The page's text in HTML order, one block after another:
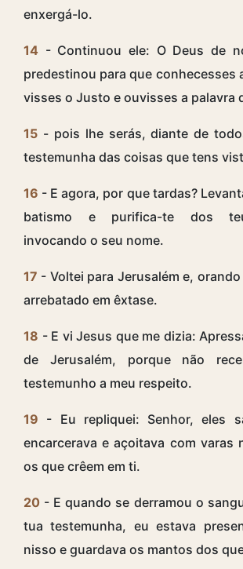
enxergá-lo.
14 - Continuou ele: O Deus de
predestinou para que conhecesses
visses o Justo e ouvisses a palavra
15 - pois lhe serás, diante de
testemunha das coisas que tens
16 - E agora, por que tardas?
batismo e purifica-te dos
invocando o seu nome.
17 - Voltei para Jerusalém e,
arrebatado em êxtase.
18 - E vi Jesus que me dizia:
de Jerusalém, porque não
testemunho a meu respeito.
19 - Eu repliquei: Senhor, eles
encarcerava e açoitava com varas
os que crêem em ti.
20 - E quando se derramou o
tua testemunha, eu estava
nisso e guardava os mantos dos